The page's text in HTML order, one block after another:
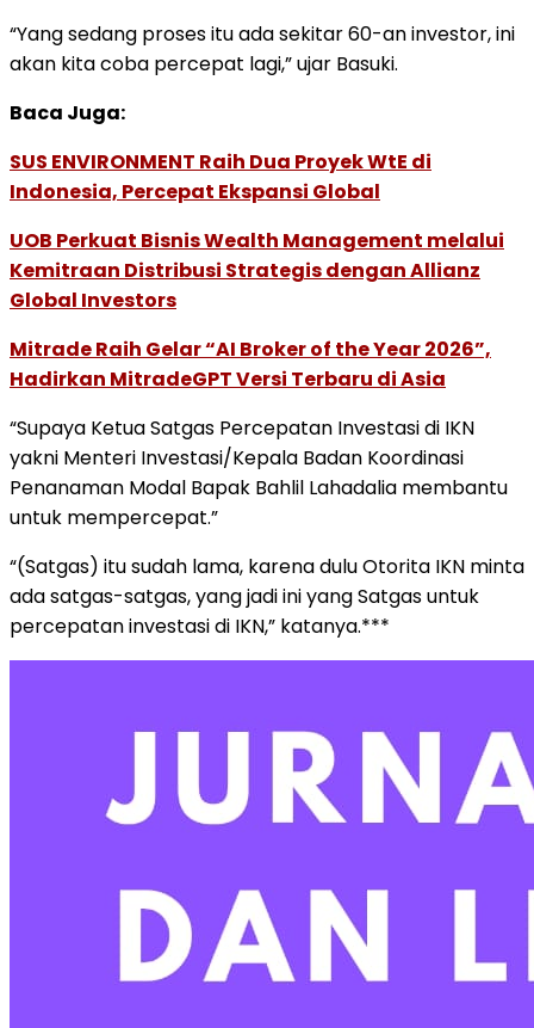
“Yang sedang proses itu ada sekitar 60-an investor, ini
akan kita coba percepat lagi,” ujar Basuki.
Baca Juga:
SUS ENVIRONMENT Raih Dua Proyek WtE di
Indonesia, Percepat Ekspansi Global
UOB Perkuat Bisnis Wealth Management melalui
Kemitraan Distribusi Strategis dengan Allianz
Global Investors
Mitrade Raih Gelar “AI Broker of the Year 2026”,
Hadirkan MitradeGPT Versi Terbaru di Asia
“Supaya Ketua Satgas Percepatan Investasi di IKN
yakni Menteri Investasi/Kepala Badan Koordinasi
Penanaman Modal Bapak Bahlil Lahadalia membantu
untuk mempercepat.”
“(Satgas) itu sudah lama, karena dulu Otorita IKN minta
ada satgas-satgas, yang jadi ini yang Satgas untuk
percepatan investasi di IKN,” katanya.***